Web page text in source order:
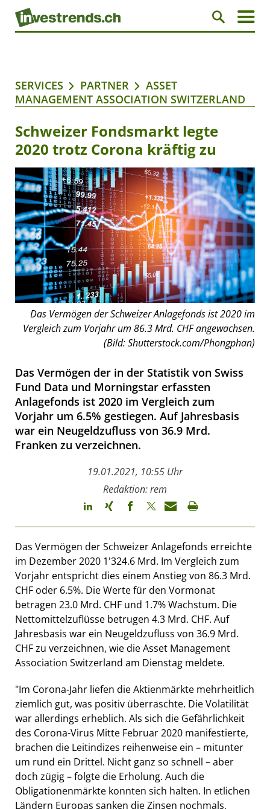
SERVICES PARTNER
ASSET
MANAGEMENT ASSOCIATION SWITZERLAND
Schweizer Fondsmarkt legte
2020 trotz Corona kräftig zu
Das Vermögen der Schweizer Anlagefonds ist 2020 im
Vergleich zum Vorjahr um 86.3 Mrd. CHF angewachsen.
(Bild: Shutterstock.com/Phongphan)
Das Vermögen der in der Statistik von Swiss
Fund Data und Morningstar erfassten
Anlagefonds ist 2020 im Vergleich zum
Vorjahr um 6.5% gestiegen. Auf Jahresbasis
war ein Neugeldzufluss von 36.9 Mrd.
Franken zu verzeichnen.
19.01.2021, 10:55 Uhr
Redaktion: rem
Das Vermögen der Schweizer Anlagefonds erreichte
im Dezember 2020 1'324.6 Mrd. Im Vergleich zum
Vorjahr entspricht dies einem Anstieg von 86.3 Mrd.
CHF oder 6.5%. Die Werte für den Vormonat
betragen 23.0 Mrd. CHF und 1.7% Wachstum. Die
Nettomittelzuflüsse betrugen 4.3 Mrd. CHF. Auf
Jahresbasis war ein Neugeldzufluss von 36.9 Mrd.
CHF zu verzeichnen, wie die Asset Management
Association Switzerland am Dienstag meldete.
"Im Corona-Jahr liefen die Aktienmärkte mehrheitlich
ziemlich gut, was positiv überraschte. Die Volatilität
war allerdings erheblich. Als sich die Gefährlichkeit
des Corona-Virus Mitte Februar 2020 manifestierte,
brachen die Leitindizes reihenweise ein – mitunter
um rund ein Drittel. Nicht ganz so schnell – aber
doch zügig – folgte die Erholung. Auch die
Obligationenmärkte konnten sich halten. In etlichen
Ländern Europas sanken die Zinsen nochmals,